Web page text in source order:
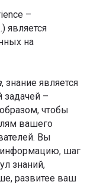
–
является
на
, знание является
задачей –
чтобы
вашего
Вы
информацию, шаг
знаний,
развитее ваш